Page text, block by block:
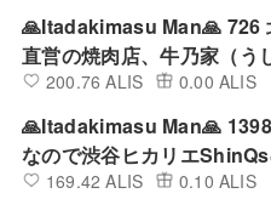
🙏Itadakimasu Man🙏 726
直営の焼肉店、牛乃家（う
口店の満腹ランチ定食を店
200.76 ALIS 0.00 ALIS
🙏Itadakimasu Man🙏
なので渋谷ヒカリエ
づまの四国匠どりロースト
169.42 ALIS 0.10 ALIS